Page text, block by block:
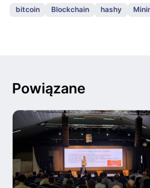
bitcoin Blockchain hashy
Powiązane